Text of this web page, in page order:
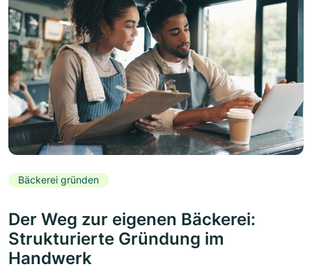
Bäckerei gründen
Der Weg zur eigenen Bäckerei:
Strukturierte Gründung im
Handwerk